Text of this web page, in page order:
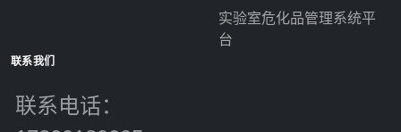
实验室危化品管理系统平
台
联系我们
联系电话：